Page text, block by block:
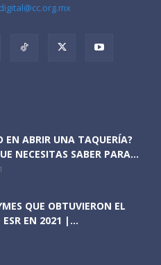
digital@cc.org.mx
EN ABRIR UNA TAQUERÍA?
NECESITAS SABER PARA...
QUE OBTUVIERON EL
EN 2021 |...